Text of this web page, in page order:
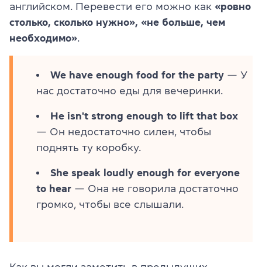
английском. Перевести его можно как «ровно
столько, сколько нужно», «не больше, чем
необходимо»
We have enough food for the party — У
нас достаточно еды для вечеринки.
He isn't strong enough to lift that box
— Он недостаточно силен, чтобы
поднять ту коробку.
She speak loudly enough for everyone
to hear — Она не говорила достаточно
громко, чтобы все слышали.